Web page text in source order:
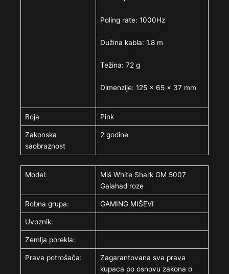
Poling rate: 1000Hz
Dužina kabla: 1.8 m
Težina: 72 g
Dimenzije: 125 x 65 x 37 mm
Boja Pink
Zakonska
saobraznost
2 godine
Model:
Miš White Shark GM 5007
Galahad roze
Robna grupa: GAMING MIŠEVI
Uvoznik:
Zemlja porekla:
Prava potrošača:
Zagarantovana sva prava
kupaca po osnovu zakona o